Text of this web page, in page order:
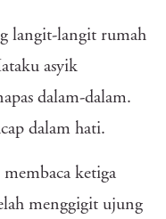
langit-langit rumah
asyik
dalam-dalam.
dalam hati.
ketiga
menggigit ujung